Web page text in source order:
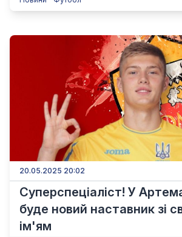
20.05.2025 20:02
Суперспеціаліст! У
буде новий наставник зі
ім'ям